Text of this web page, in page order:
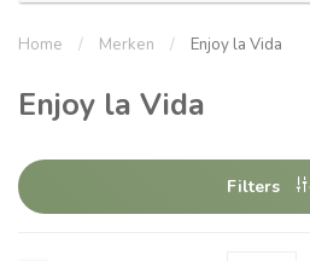
Home / Merken / Enjoy la Vida
Enjoy la Vida
Filters